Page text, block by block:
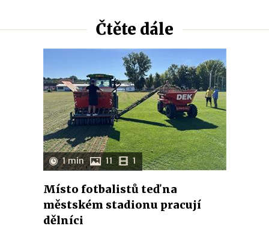
Čtěte dále
1 min 11 1
Místo fotbalistů teď na
městském stadionu pracují
dělníci